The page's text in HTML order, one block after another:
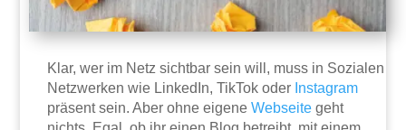
Klar, wer im Netz sichtbar sein will, muss in Sozialen
Netzwerken wie LinkedIn, TikTok oder Instagram
präsent sein. Aber ohne eigeneWebseite geht